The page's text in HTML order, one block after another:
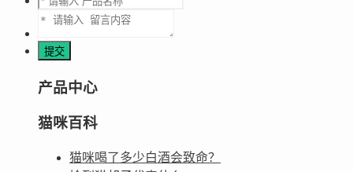
产品中心
猫咪百科
猫咪喝了多少白酒会致命？